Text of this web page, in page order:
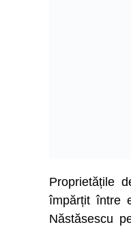
Proprietățile
împărțit între
Năstăsescu